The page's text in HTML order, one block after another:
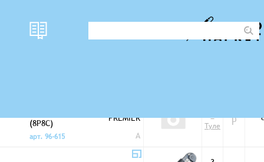
(8P8C)
PREMIER
арт. 96-615
A
в
Туле
Р